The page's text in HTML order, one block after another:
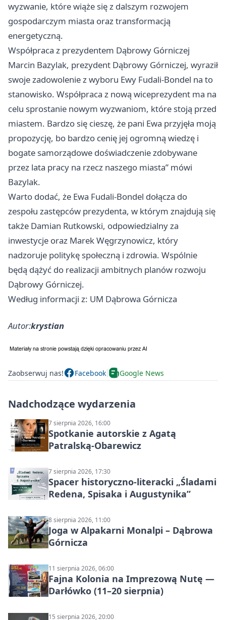
wyzwanie, które wiąże się z dalszym rozwojem
gospodarczym miasta oraz transformacją
energetyczną.
Współpraca z prezydentem Dąbrowy Górniczej
Marcin Bazylak, prezydent Dąbrowy Górniczej, wyraził
swoje zadowolenie z wyboru Ewy Fudali-Bondel na to
stanowisko. Współpraca z nową wiceprezydent ma na
celu sprostanie nowym wyzwaniom, które stoją przed
miastem. Bardzo się cieszę, że pani Ewa przyjęła moją
propozycję, bo bardzo cenię jej ogromną wiedzę i
bogate samorządowe doświadczenie zdobywane
przez lata pracy na rzecz naszego miasta” mówi
Bazylak.
Warto dodać, że Ewa Fudali-Bondel dołącza do
zespołu zastępców prezydenta, w którym znajdują się
także Damian Rutkowski, odpowiedzialny za
inwestycje oraz Marek Węgrzynowicz, który
nadzoruje politykę społeczną i zdrowia. Wspólnie
będą dążyć do realizacji ambitnych planów rozwoju
Dąbrowy Górniczej.
Według informacji z: UM Dąbrowa Górnicza
Autor:krystian
Zaobserwuj nas! Facebook Google News
Nadchodzące wydarzenia
7 sierpnia 2026, 16:00
Spotkanie autorskie z Agatą
Patralską-Obarewicz
7 sierpnia 2026, 17:30
Spacer historyczno-literacki „Śladami
Redena, Spisaka i Augustynika”
8 sierpnia 2026, 11:00
Joga w Alpakarni Monalpi – Dąbrowa
Górnicza
11 sierpnia 2026, 06:00
Fajna Kolonia na Imprezową Nutę —
Darłówko (11–20 sierpnia)
15 sierpnia 2026, 20:00